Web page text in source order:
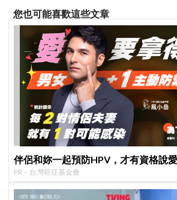
您也可能喜歡這些文章
伴侶和妳一起預防HPV，才有資格說愛
PR・台灣癌症基金會